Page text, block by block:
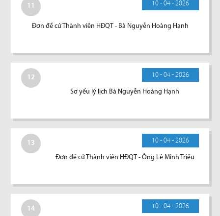
11 10 - 04 - 2026
Đơn đề cử Thành viên HĐQT - Bà Nguyễn Hoàng Hạnh
12 10 - 04 - 2026
Sơ yếu lý lịch Bà Nguyễn Hoàng Hạnh
13 10 - 04 - 2026
Đơn đề cử Thành viên HĐQT - Ông Lê Minh Triều
14 10 - 04 - 2026